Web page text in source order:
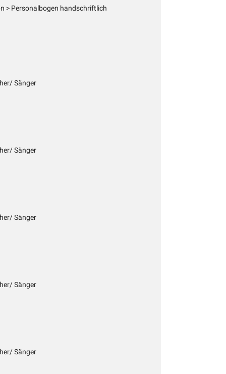
> Personalbogen handschriftlich
Sänger
Sänger
Sänger
Sänger
Sänger